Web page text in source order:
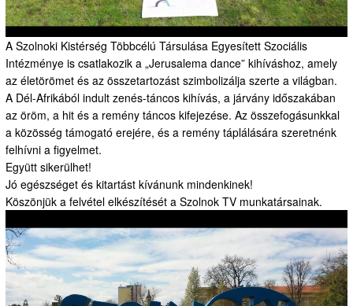
A Szolnoki Kistérség Többcélú Társulása Egyesített Szociális
Intézménye is csatlakozik a „Jerusalema dance” kihíváshoz, amely
az életörömet és az összetartozást szimbolizálja szerte a világban.
A Dél-Afrikából indult zenés-táncos kihívás, a járvány időszakában
az öröm, a hit és a remény táncos kifejezése. Az összefogásunkkal
a közösség támogató erejére, és a remény táplálására szeretnénk
felhívni a figyelmet.
Együtt sikerülhet!
Jó egészséget és kitartást kívánunk mindenkinek!
Köszönjük a felvétel elkészítését a Szolnok TV munkatársainak.